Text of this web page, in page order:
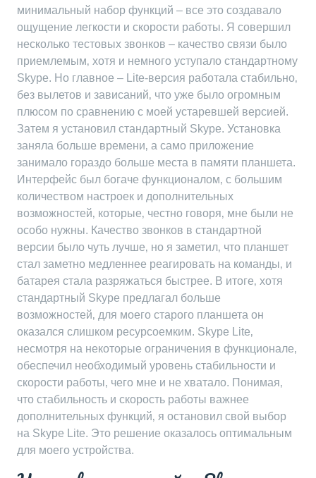
минимальный набор функций – все это создавало
ощущение легкости и скорости работы. Я совершил
несколько тестовых звонков – качество связи было
приемлемым‚ хотя и немного уступало стандартному
Skype. Но главное – Lite-версия работала стабильно‚
без вылетов и зависаний‚ что уже было огромным
плюсом по сравнению с моей устаревшей версией.
Затем я установил стандартный Skype. Установка
заняла больше времени‚ а само приложение
занимало гораздо больше места в памяти планшета.
Интерфейс был богаче функционалом‚ с большим
количеством настроек и дополнительных
возможностей‚ которые‚ честно говоря‚ мне были не
особо нужны. Качество звонков в стандартной
версии было чуть лучше‚ но я заметил‚ что планшет
стал заметно медленнее реагировать на команды‚ и
батарея стала разряжаться быстрее. В итоге‚ хотя
стандартный Skype предлагал больше
возможностей‚ для моего старого планшета он
оказался слишком ресурсоемким. Skype Lite‚
несмотря на некоторые ограничения в функционале‚
обеспечил необходимый уровень стабильности и
скорости работы‚ чего мне и не хватало. Понимая‚
что стабильность и скорость работы важнее
дополнительных функций‚ я остановил свой выбор
на Skype Lite. Это решение оказалось оптимальным
для моего устройства.